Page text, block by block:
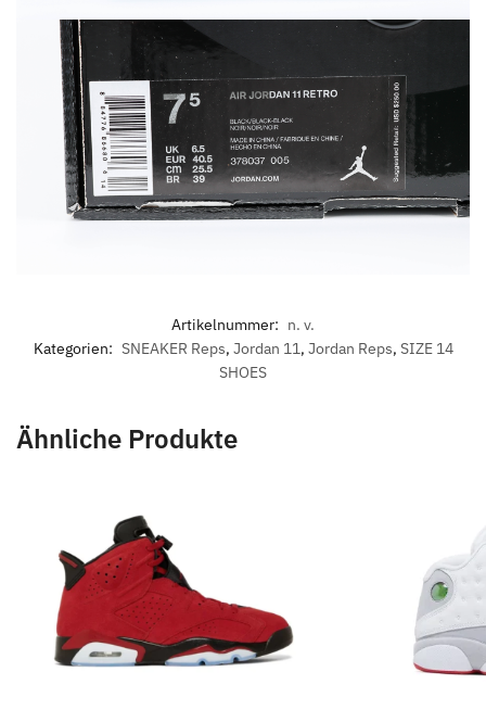
Artikelnummer: n. v.
Kategorien: SNEAKER Reps, Jordan 11, Jordan Reps, SIZE 14
SHOES
Ähnliche Produkte